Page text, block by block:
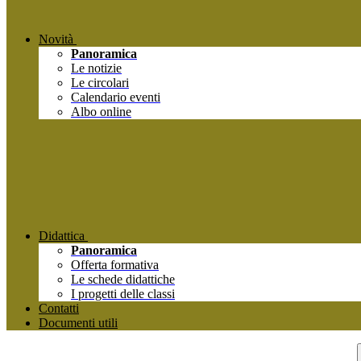
Novità
Panoramica
Le notizie
Le circolari
Calendario eventi
Albo online
Didattica
Panoramica
Offerta formativa
Le schede didattiche
I progetti delle classi
Contatti
Documenti utili